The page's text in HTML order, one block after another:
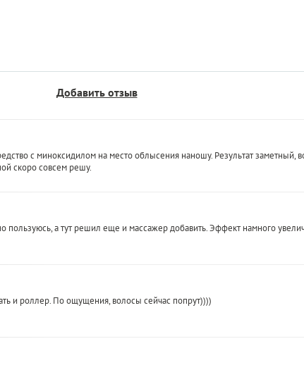
Добавить отзыв
с миноксидилом на место облысения наношу. Результат заметный,
скоро совсем решу.
а тут решил еще и массажер добавить. Эффект намного
и роллер. По ощущения, волосы сейчас попрут))))